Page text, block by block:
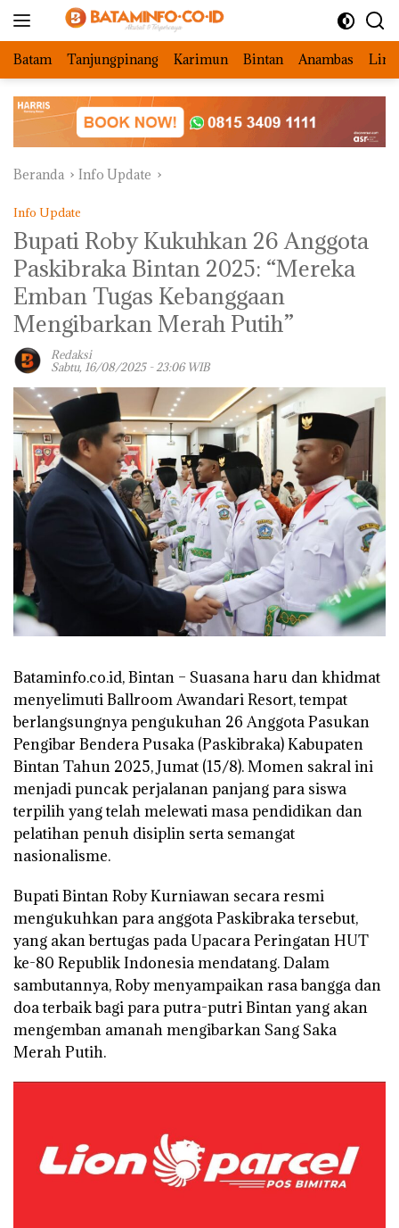
Batam Tanjungpinang Karimun Bintan Anambas
Beranda Info Update
Info Update
Bupati Roby Kukuhkan 26 Anggota
Paskibraka Bintan 2025: “Mereka
Emban Tugas Kebanggaan
Mengibarkan Merah Putih”
Redaksi
Sabtu, 16/08/2025 - 23:06 WIB
Bataminfo.co.id, Bintan – Suasana haru dan khidmat
menyelimuti Ballroom Awandari Resort, tempat
berlangsungnya pengukuhan 26 Anggota Pasukan
Pengibar Bendera Pusaka (Paskibraka) Kabupaten
Bintan Tahun 2025, Jumat (15/8). Momen sakral ini
menjadi puncak perjalanan panjang para siswa
terpilih yang telah melewati masa pendidikan dan
pelatihan penuh disiplin serta semangat
nasionalisme.
Bupati Bintan Roby Kurniawan secara resmi
mengukuhkan para anggota Paskibraka tersebut,
yang akan bertugas pada Upacara Peringatan HUT
ke-80 Republik Indonesia mendatang. Dalam
sambutannya, Roby menyampaikan rasa bangga dan
doa terbaik bagi para putra-putri Bintan yang akan
mengemban amanah mengibarkan Sang Saka
Merah Putih.